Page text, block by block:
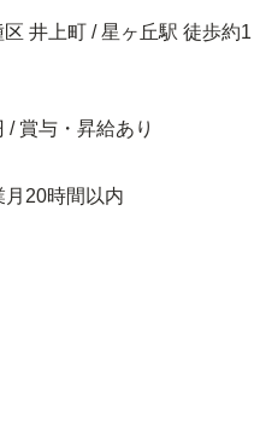
井上町 / 星ヶ丘駅 徒歩約1
/ 賞与・昇給あり
月20時間以内